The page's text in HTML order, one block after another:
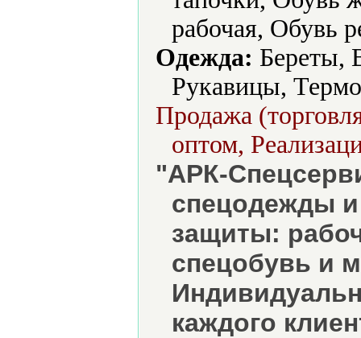
рабочая, Обувь
Одежда: Береты,
Рукавицы,
Продажа
оптом,
"АРК-
спецодежды
защиты:
спецобувь и
каждого